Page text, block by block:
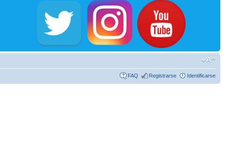
FAQ Registrarse Identificarse